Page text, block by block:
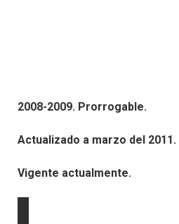
2008-2009. Prorrogable.
Actualizado a marzo del 2011.
Vigente actualmente.